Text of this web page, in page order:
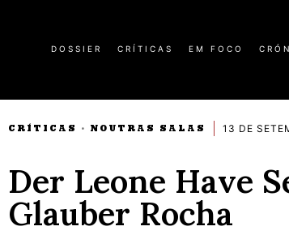
DOSSIER CRÍTICAS EM FOCO
CRÍTICAS · NOUTRAS SALAS 13 DE
Der Leone Have
Glauber Rocha